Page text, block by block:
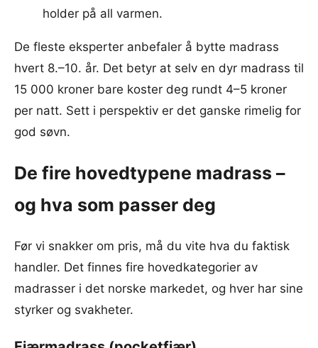
holder på all varmen.
De fleste eksperter anbefaler å bytte madrass
hvert 8.–10. år. Det betyr at selv en dyr madrass til
15 000 kroner bare koster deg rundt 4–5 kroner
per natt. Sett i perspektiv er det ganske rimelig for
god søvn.
De fire hovedtypene madrass –
og hva som passer deg
Før vi snakker om pris, må du vite hva du faktisk
handler. Det finnes fire hovedkategorier av
madrasser i det norske markedet, og hver har sine
styrker og svakheter.